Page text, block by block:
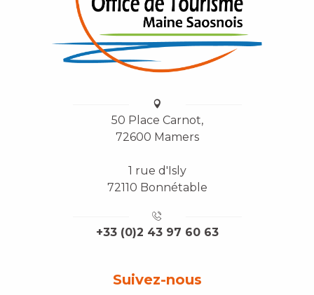
50 Place Carnot,
72600 Mamers
1 rue d'Isly
72110 Bonnétable
+33 (0)2 43 97 60 63
Suivez-nous